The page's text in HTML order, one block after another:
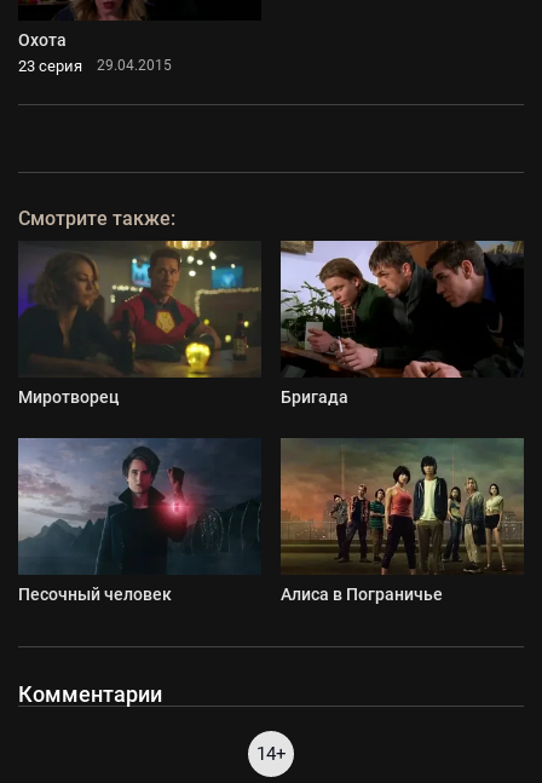
Охота
23 серия 29.04.2015
Смотрите также:
Миротворец Бригада
Песочный человек Алиса в Пограничье
Комментарии
14+